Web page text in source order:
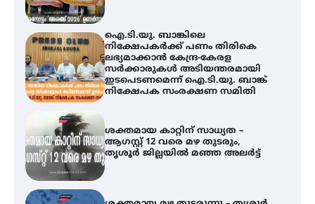
ഇടപെടണമെന്ന് ഐ.ടി.യു. ബാങ്ക്
നിക്ഷേപക സംരക്ഷണ സമിതി
ശക്തമായ കാറ്റിന് സാധ്യത –
ആഗസ്റ്റ് 12 വരെ മഴ തുടരും,
തൃശൂർ ജില്ലയിൽ മഞ്ഞ അലർട്ട്
ശക്തമായ മഴ തുടരുന്നു – തൃശൂർ
ജില്ലയിൽ എല്ലാ വിദ്യാഭ്യാസ
സ്ഥാപനങ്ങൾക്കും ശനിയാഴ്ച
അവധി